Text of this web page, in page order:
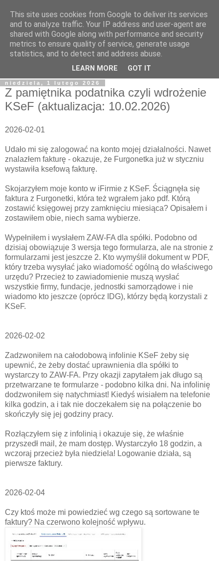
blog.Szewczak.pl
Różne zapiski dla potomności, albo raczej notatki dla
samego siebie.
niedziela, 1 lutego 2026
Z pamiętnika podatnika czyli wdrożenie
KSeF (aktualizacja: 10.02.2026)
2026-02-01
Udało mi się zalogować na konto mojej działalności. Nawet
znalazłem fakturę - okazuje, że Furgonetka już w styczniu
wystawiła ksefową fakturę.
Skojarzyłem moje konto w iFirmie z KSeF. Ściągnęła się
faktura z Furgonetki, która też wgrałem jako pdf. Którą
zostawić księgowej przy zamknięciu miesiąca? Opisałem i
zostawiłem obie, niech sama wybierze.
Wypełniłem i wysłałem ZAW-FA dla spółki. Podobno od
dzisiaj obowiązuje 3 wersja tego formularza, ale na stronie z
formularzami jest jeszcze 2. Kto wymyślił dokument w PDF,
który trzeba wysyłać jako wiadomość ogólną do właściwego
urzędu? Przecież to zawiadomienie muszą wysłać
wszystkie firmy, fundacje, jednostki samorządowe i nie
wiadomo kto jeszcze (oprócz IDG), którzy będą korzystali z
KSeF.
2026-02-02
Zadzwoniłem na całodobową infolinie KSeF żeby się
upewnić, że żeby dostać uprawnienia dla spółki to
wystarczy to ZAW-FA. Przy okazji zapytałem jak długo są
przetwarzane te formularze - podobno kilka dni. Na infolinię
dodzwoniłem się natychmiast! Kiedyś wisiałem na telefonie
kilka godzin, a i tak nie doczekałem się na połączenie bo
skończyły się jej godziny pracy.
Rozłączyłem się z infolinią i okazuje się, że właśnie
przyszedł mail, że mam dostęp. Wystarczyło 18 godzin, a
wczoraj przecież była niedziela! Logowanie działa, są
pierwsze faktury.
2026-02-04
Czy ktoś może mi powiedzieć wg czego są sortowane te
faktury? Na czerwono kolejność wpływu.
This site uses cookies from Google to deliver its services
and to analyze traffic. Your IP address and user-agent are
shared with Google along with performance and security
metrics to ensure quality of service, generate usage
statistics, and to detect and address abuse.
LEARN MORE GOT IT